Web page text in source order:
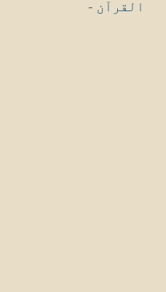
القرآن -